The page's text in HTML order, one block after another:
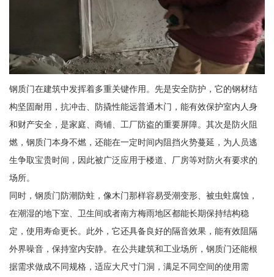
钢质门在建筑中发挥着多重关键作用。先是安全防护，它的钢材结
构坚固耐用，抗冲击、防撬性能远普通木门，能有效保护室内人身
和财产安全，是家庭、商铺、工厂防盗的重要屏障。其次是防火阻
燃，钢质门本身不燃，还能在一定时间内阻挡火势蔓延，为人员逃
生争取宝贵时间，因此被广泛应用于楼道、厂房等对防火有要求的
场所。
同时，钢质门防潮防蛀，像木门那样容易受潮变形、被虫蛀腐蚀，
在潮湿的地下室、卫生间或者南方梅雨地区都能长期保持结构稳
定，使用寿命更长。此外，它还具备良好的隔音效果，能有效阻隔
外界噪音，保持室内安静。在公共建筑和工业场所，钢质门还能根
据需求做成不同规格，适应大尺寸门洞，满足不同空间的使用需